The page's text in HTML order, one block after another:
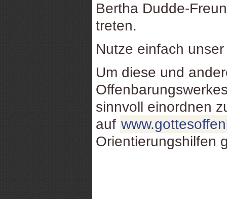
Bertha Dudde-
treten.
Nutze einfach
Um diese und
sinnvoll einordnen
auf
Orientierungshilfen